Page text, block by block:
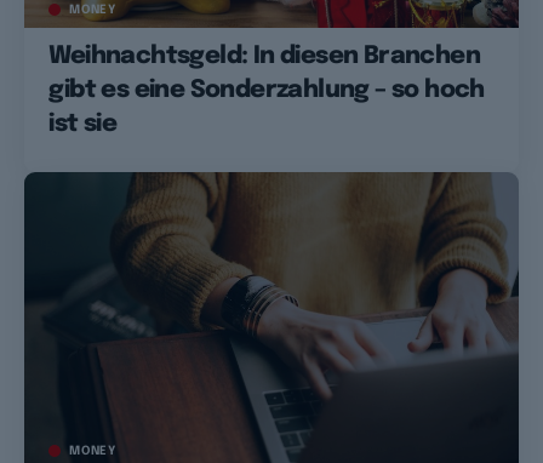
MONEY
Weihnachtsgeld: In diesen Branchen
gibt es eine Sonderzahlung – so hoch
ist sie
MONEY